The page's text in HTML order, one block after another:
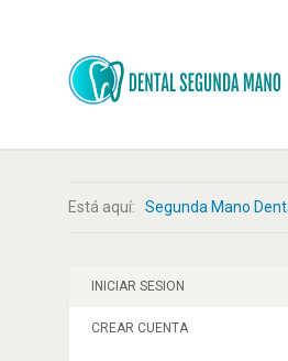
Está aquí: Segunda Mano
INICIAR SESION
CREAR CUENTA